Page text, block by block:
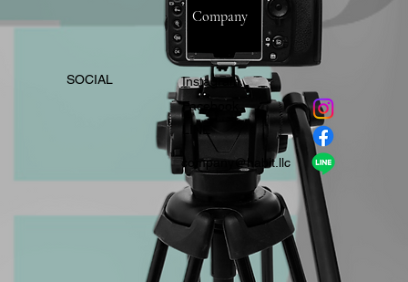
Company
​SOCIAL
Instagram
​Facebook
company＠habit.llc